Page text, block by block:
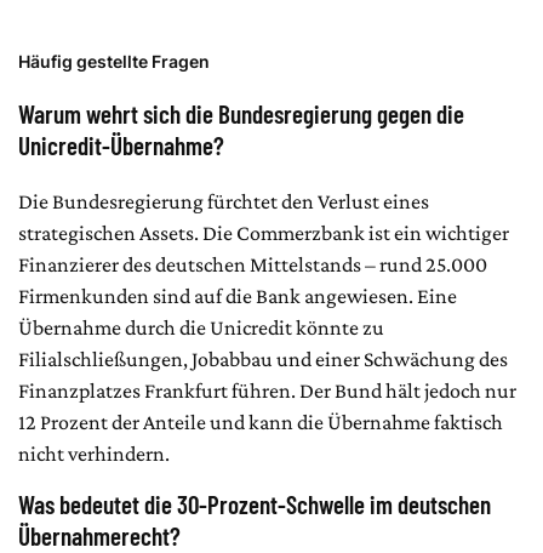
Häufig gestellte Fragen
Warum wehrt sich die Bundesregierung gegen die
Unicredit-Übernahme?
Die Bundesregierung fürchtet den Verlust eines
strategischen Assets. Die Commerzbank ist ein wichtiger
Finanzierer des deutschen Mittelstands – rund 25.000
Firmenkunden sind auf die Bank angewiesen. Eine
Übernahme durch die Unicredit könnte zu
Filialschließungen, Jobabbau und einer Schwächung des
Finanzplatzes Frankfurt führen. Der Bund hält jedoch nur
12 Prozent der Anteile und kann die Übernahme faktisch
nicht verhindern.
Was bedeutet die 30-Prozent-Schwelle im deutschen
Übernahmerecht?